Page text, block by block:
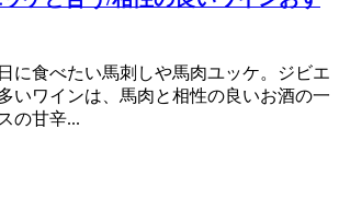
に食べたい馬刺しや馬肉ユッケ。ジビエ
いワインは、馬肉と相性の良いお酒の一
の甘辛...